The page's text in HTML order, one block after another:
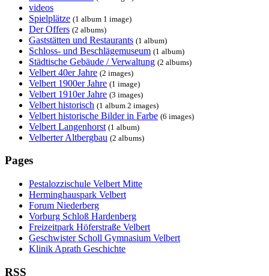
videos
Spielplätze (1 album 1 image)
Der Offers (2 albums)
Gaststätten und Restaurants (1 album)
Schloss- und Beschlägemuseum (1 album)
Städtische Gebäude / Verwaltung (2 albums)
Velbert 40er Jahre (2 images)
Velbert 1900er Jahre (1 image)
Velbert 1910er Jahre (3 images)
Velbert historisch (1 album 2 images)
Velbert historische Bilder in Farbe (6 images)
Velbert Langenhorst (1 album)
Velberter Altbergbau (2 albums)
Pages
Pestalozzischule Velbert Mitte
Herminghauspark Velbert
Forum Niederberg
Vorburg Schloß Hardenberg
Freizeitpark Höferstraße Velbert
Geschwister Scholl Gymnasium Velbert
Klinik Aprath Geschichte
RSS